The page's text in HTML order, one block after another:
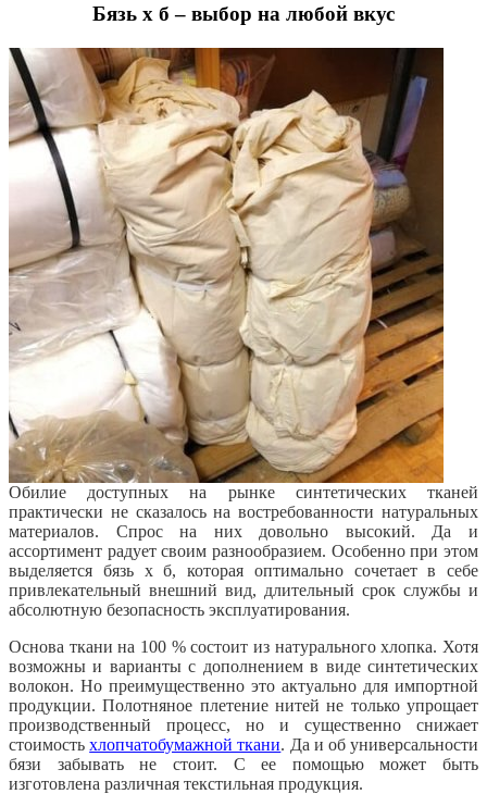
Бязь х б – выбор на любой вкус
Обилие доступных на рынке синтетических тканей
практически не сказалось на востребованности натуральных
материалов. Спрос на них довольно высокий. Да и
ассортимент радует своим разнообразием. Особенно при этом
выделяется бязь х б, которая оптимально сочетает в себе
привлекательный внешний вид, длительный срок службы и
абсолютную безопасность эксплуатирования.
Основа ткани на 100 % состоит из натурального хлопка. Хотя
возможны и варианты с дополнением в виде синтетических
волокон. Но преимущественно это актуально для импортной
продукции. Полотняное плетение нитей не только упрощает
производственный процесс, но и существенно снижает
стоимостьхлопчатобумажной ткани. Да и об универсальности
бязи забывать не стоит. С ее помощью может быть
изготовлена различная текстильная продукция.